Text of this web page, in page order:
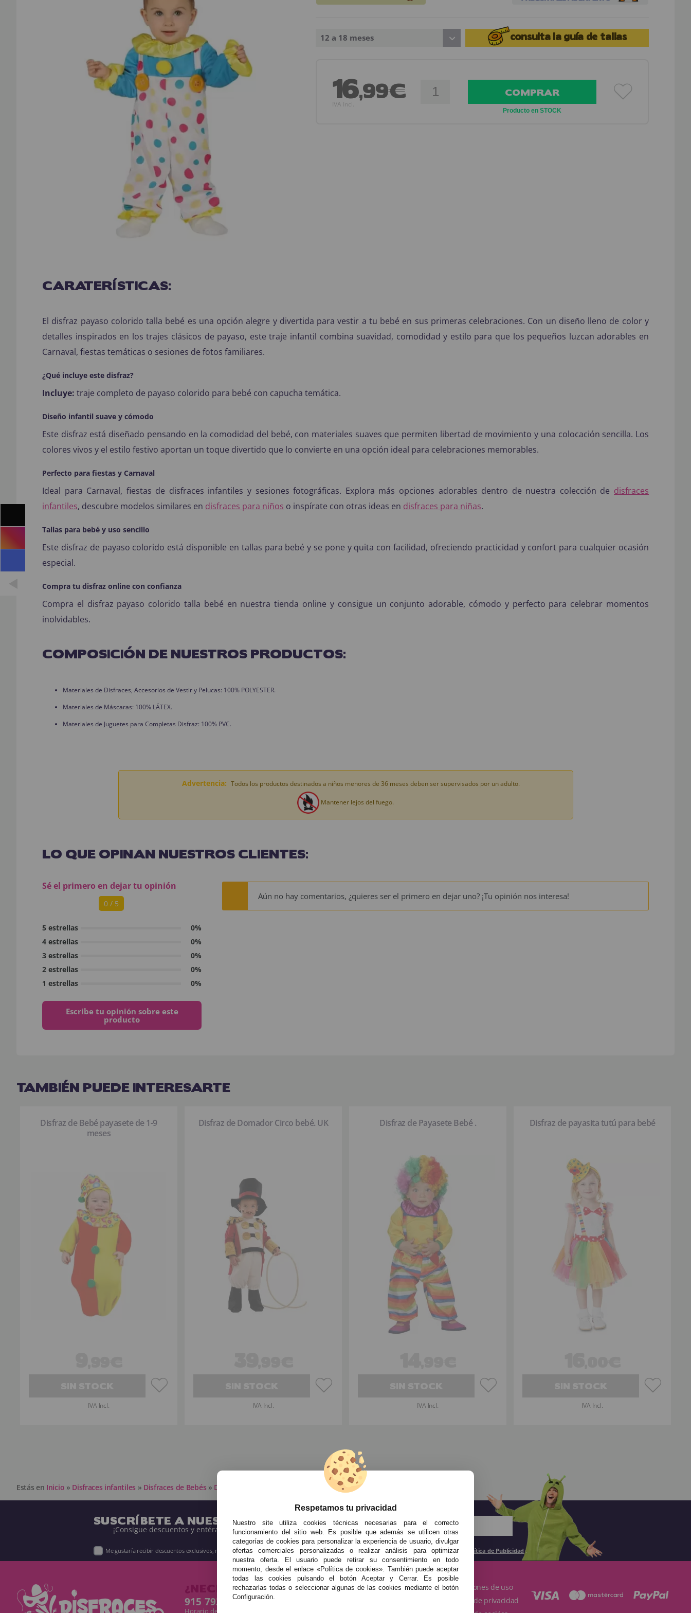
12 a 18 meses consulta la guía de tallas
16,99€
IVA Incl.
COMPRAR
Producto en STOCK
CARATERÍSTICAS:
El disfraz payaso colorido talla bebé es una opción alegre y divertida para vestir a tu bebé en sus primeras celebraciones. Con un diseño lleno de color y
detalles inspirados en los trajes clásicos de payaso, este traje infantil combina suavidad, comodidad y estilo para que los pequeños luzcan adorables en
Carnaval, fiestas temáticas o sesiones de fotos familiares.
¿Qué incluye este disfraz?
Incluye: traje completo de payaso colorido para bebé con capucha temática.
Diseño infantil suave y cómodo
Este disfraz está diseñado pensando en la comodidad del bebé, con materiales suaves que permiten libertad de movimiento y una colocación sencilla. Los
colores vivos y el estilo festivo aportan un toque divertido que lo convierte en una opción ideal para celebraciones memorables.
Perfecto para fiestas y Carnaval
Ideal para Carnaval, fiestas de disfraces infantiles y sesiones fotográficas. Explora más opciones adorables dentro de nuestra colección de disfraces
infantiles, descubre modelos similares en disfraces para niños o inspírate con otras ideas en disfraces para niñas.
Tallas para bebé y uso sencillo
Este disfraz de payaso colorido está disponible en tallas para bebé y se pone y quita con facilidad, ofreciendo practicidad y confort para cualquier ocasión
especial.
Compra tu disfraz online con confianza
Compra el disfraz payaso colorido talla bebé en nuestra tienda online y consigue un conjunto adorable, cómodo y perfecto para celebrar momentos
inolvidables.
COMPOSICIÓN DE NUESTROS PRODUCTOS:
Materiales de Disfraces, Accesorios de Vestir y Pelucas: 100% POLYESTER.
Materiales de Máscaras: 100% LÁTEX.
Materiales de Juguetes para Completas Disfraz: 100% PVC.
Advertencia: Todos los productos destinados a niños menores de 36 meses deben ser supervisados por un adulto.
Mantener lejos del fuego.
LO QUE OPINAN NUESTROS CLIENTES:
Sé el primero en dejar tu opinión
0 / 5
5 estrellas
0%
4 estrellas
0%
3 estrellas
0%
2 estrellas
0%
1 estrellas
0%
Escribe tu opinión sobre este
producto
Aún no hay comentarios, ¿quieres ser el primero en dejar uno? ¡Tu opinión nos interesa!
TAMBIÉN PUEDE INTERESARTE
Disfraz de Bebé payasete de 1-9
meses
IVA Incl.
Disfraz de Domador Circo bebé. UK
IVA Incl.
Disfraz de Payasete Bebé .
IVA Incl.
Disfraz de payasita tutú para bebé
IVA Incl.
Estás en Inicio » Disfraces infantiles » Disfraces de Bebés » Disfraces Circo Bebés Disfraz Payaso Colorido talla Bebé
SUSCRÍBETE A NUESTRA NEWSLETTER
¡Consigue descuentos y entérate de todo antes que nadie!
Me gustaría recibir descuentos exclusivos, novedades y tendencias por e-mail. Puedo darme de baja cuando quiera según lo recogido en la Política de Publicidad .
¿NECESITAS AYUDA?
915 793 695
Horario de Lunes a Sábados de 10 a 14h y de 17 a 20h
· Quiénes somos
· Condiciones de uso
· Política de privacidad
Respetamos tu privacidad
Nuestro site utiliza cookies técnicas necesarias para el correcto
funcionamiento del sitio web. Es posible que además se utilicen otras
categorías de cookies para personalizar la experiencia de usuario, divulgar
ofertas comerciales personalizadas o realizar análisis para optimizar
nuestra oferta. El usuario puede retirar su consentimiento en todo
momento, desde el enlace «Política de cookies». También puede aceptar
todas las cookies pulsando el botón Aceptar y Cerrar. Es posible
rechazarlas todas o seleccionar algunas de las cookies mediante el botón
Configuración.